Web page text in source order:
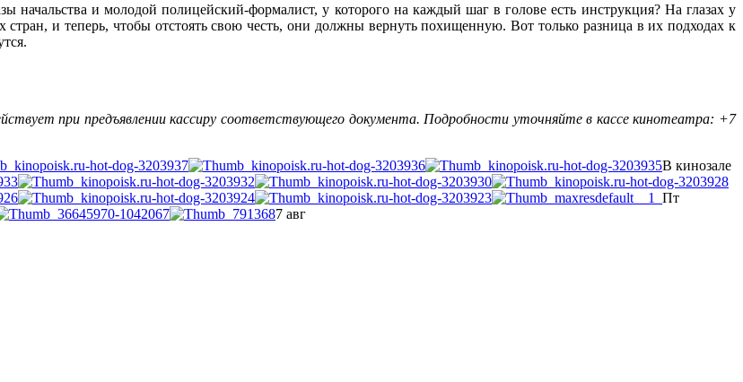
начальства и молодой полицейский-формалист, у которого на каждый шаг в голове есть инструкция? На глазах у
и теперь, чтобы отстоять свою честь, они должны вернуть похищенную. Вот только разница в их подходах к
при предъявлении кассиру соответствующего документа. Подробности уточняйте в кассе кинотеатра: +7
В кинозале
Пт
7 авг